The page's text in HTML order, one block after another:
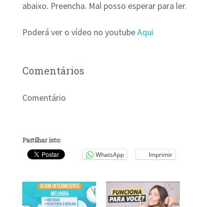
abaixo. Preencha. Mal posso esperar para ler.
Poderá ver o vídeo no youtubeAqui
Comentários
Comentário
Partilhar isto:
WhatsApp Imprimir